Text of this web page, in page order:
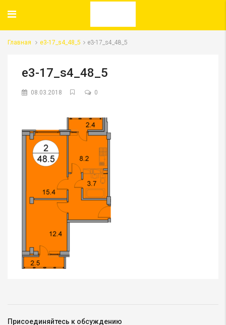
Главная e3-17_s4_48_5 e3-17_s4_48_5
e3-17_s4_48_5
08.03.2018 0
Присоединяйтесь к обсуждению